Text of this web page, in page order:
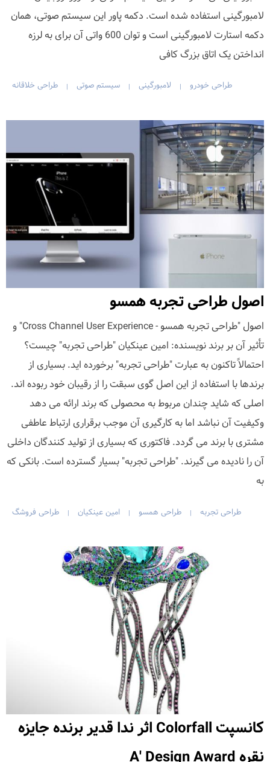
لامبورگینی استفاده شده است. دکمه پاور این سیستم صوتی، همان
دکمه استارت لامبورگینی است و توان 600 واتی آن برای به لرزه
انداختن یک اتاق بزرگ کافی
طراحی خودرو | لامبورگینی | سیستم صوتی | طراحی خلاقانه
اصول طراحی تجربه همسو
اصول "طراحی تجربه همسو - Cross Channel User Experience" و
تأثیر آن بر برند نویسنده: امین عینکیان "طراحی تجربه" چیست؟
احتمالاً تاکنون به عبارت "طراحی تجربه" برخورده اید. بسیاری از
برندها با استفاده از این اصل گوی سبقت را از رقیبان خود ربوده اند.
اصلی که شاید چندان مربوط به محصولی که برند ارائه می دهد
وکیفیت آن نباشد اما به کارگیری آن موجب برقراری ارتباط عاطفی
مشتری با برند می گردد. فاکتوری که بسیاری از تولید کنندگان داخلی
آن را نادیده می گیرند. "طراحی تجربه" بسیار گسترده است. بانکی که
به
طراحی تجربه | طراحی همسو | امین عینکیان | طراحی فروشگ
کانسپت Colorfall اثر ندا قدیر برنده جایزه